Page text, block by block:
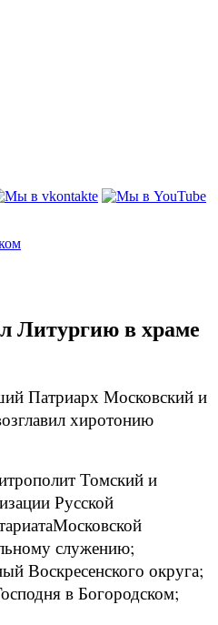
Литургию в храме
Патриарх Московский и
хиротонию
Томский и
Русской
служению;
Воскресенского округа;
в Богородском;